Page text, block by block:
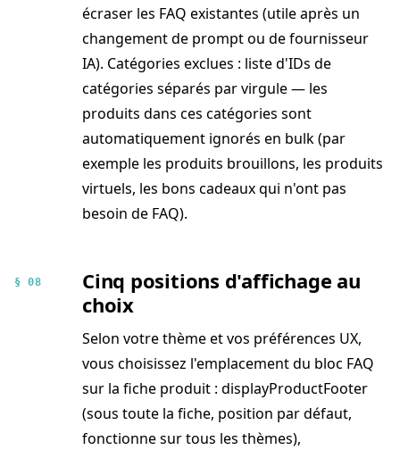
écraser les FAQ existantes (utile après un
changement de prompt ou de fournisseur
IA). Catégories exclues : liste d'IDs de
catégories séparés par virgule — les
produits dans ces catégories sont
automatiquement ignorés en bulk (par
exemple les produits brouillons, les produits
virtuels, les bons cadeaux qui n'ont pas
besoin de FAQ).
§ 08
Cinq positions d'affichage au
choix
Selon votre thème et vos préférences UX,
vous choisissez l'emplacement du bloc FAQ
sur la fiche produit : displayProductFooter
(sous toute la fiche, position par défaut,
fonctionne sur tous les thèmes),